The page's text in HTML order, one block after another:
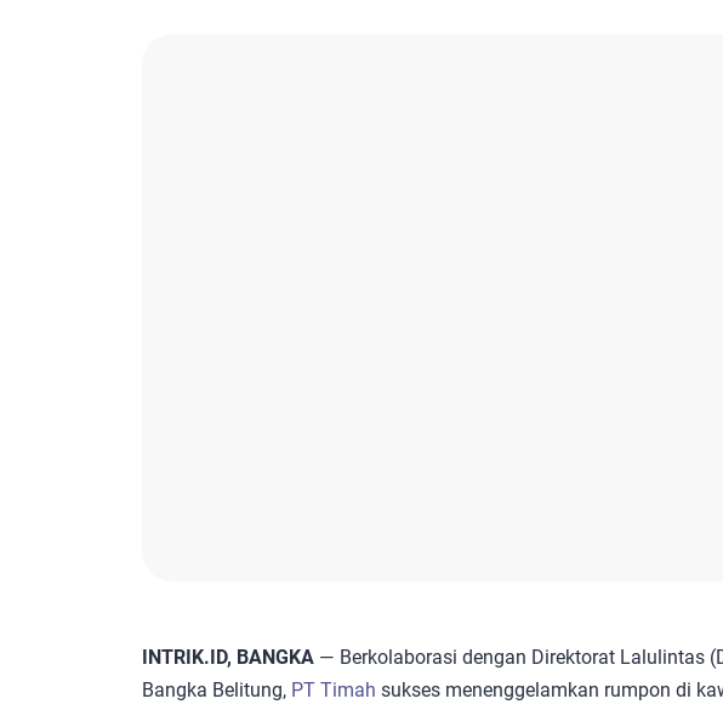
INTRIK.ID, BANGKA — Berkolaborasi dengan Direktorat Lalulintas
Bangka Belitung, PT Timah sukses menenggelamkan rumpon di